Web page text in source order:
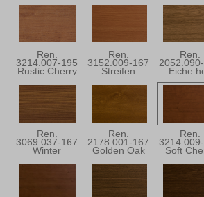
Ren.
3214.007-195
Rustic Cherry
Ren.
3152.009-167
Streifen
Ren.
Eiche
Ren.
3069.037-167
Winter
Ren.
2178.001-167
Golden Oak
Ren.
Soft